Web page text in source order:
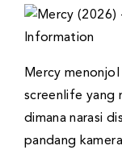
Mercy
screenlife yang
dimana narasi
pandang